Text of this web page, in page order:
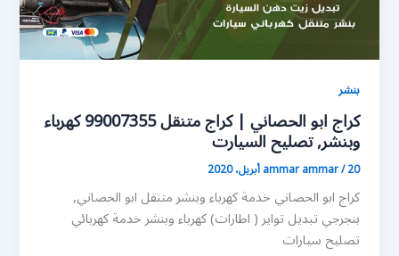
بنشر
كراج ابو الحصاني | كراج متنقل 99007355 كهرباء
وبنشر, تصليح السيارت
ammar ammar/20 أبريل، 2020
كراج ابو الحصاني خدمة كهرباء وبنشر متنقل ابو الحصاني,
بنجرجي تبديل تواير ( اطارات) كهرباء وبنشر خدمة كهربائي
تصليح سيارات